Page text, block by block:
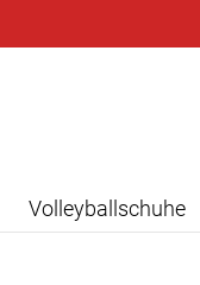
Volleyballschuhe